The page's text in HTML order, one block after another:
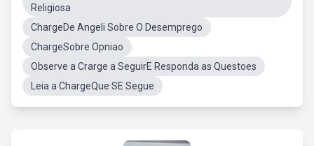
Religiosa
ChargeDe Angeli Sobre O Desemprego
ChargeSobre Opniao
Observe a Crarge a SeguirE Responda as Questoes
Leia a ChargeQue SE Segue